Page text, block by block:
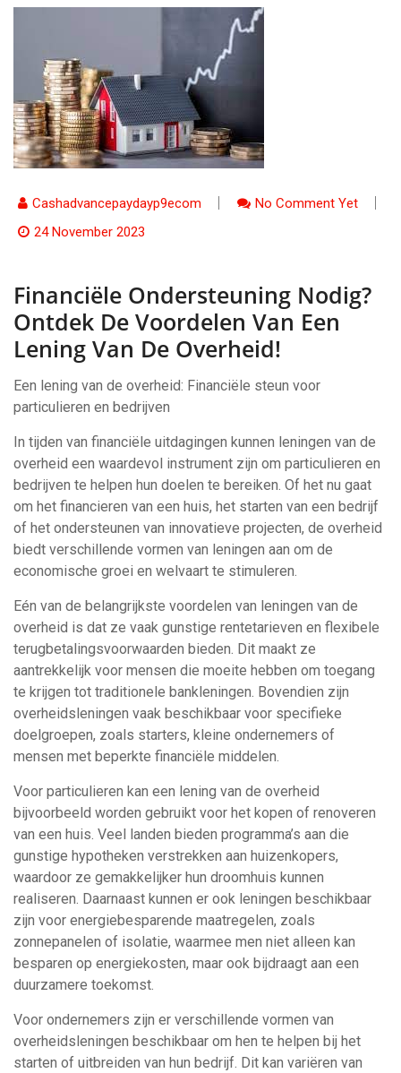
Cashadvancepaydayp9ecom
No Comment Yet
24 November 2023
Financiële Ondersteuning Nodig?
Ontdek De Voordelen Van Een
Lening Van De Overheid!
Een lening van de overheid: Financiële steun voor
particulieren en bedrijven
In tijden van financiële uitdagingen kunnen leningen van de
overheid een waardevol instrument zijn om particulieren en
bedrijven te helpen hun doelen te bereiken. Of het nu gaat
om het financieren van een huis, het starten van een bedrijf
of het ondersteunen van innovatieve projecten, de overheid
biedt verschillende vormen van leningen aan om de
economische groei en welvaart te stimuleren.
Eén van de belangrijkste voordelen van leningen van de
overheid is dat ze vaak gunstige rentetarieven en flexibele
terugbetalingsvoorwaarden bieden. Dit maakt ze
aantrekkelijk voor mensen die moeite hebben om toegang
te krijgen tot traditionele bankleningen. Bovendien zijn
overheidsleningen vaak beschikbaar voor specifieke
doelgroepen, zoals starters, kleine ondernemers of
mensen met beperkte financiële middelen.
Voor particulieren kan een lening van de overheid
bijvoorbeeld worden gebruikt voor het kopen of renoveren
van een huis. Veel landen bieden programma’s aan die
gunstige hypotheken verstrekken aan huizenkopers,
waardoor ze gemakkelijker hun droomhuis kunnen
realiseren. Daarnaast kunnen er ook leningen beschikbaar
zijn voor energiebesparende maatregelen, zoals
zonnepanelen of isolatie, waarmee men niet alleen kan
besparen op energiekosten, maar ook bijdraagt aan een
duurzamere toekomst.
Voor ondernemers zijn er verschillende vormen van
overheidsleningen beschikbaar om hen te helpen bij het
starten of uitbreiden van hun bedrijf. Dit kan variëren van